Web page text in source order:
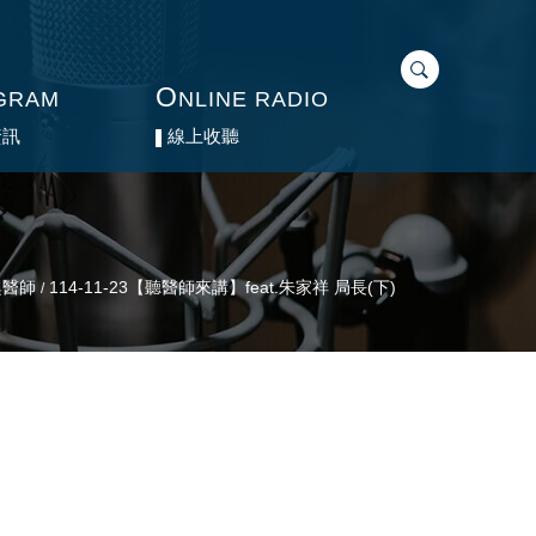
ONLINE RADIO
線上收聽
ONLINE RADIO
線上收聽
師 /114-11-23【聽醫師來講】feat.朱家祥 局長(下)